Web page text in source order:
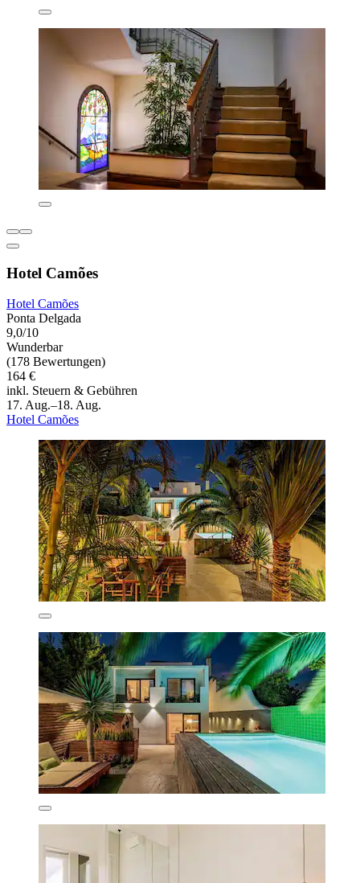
Hotel Camões
Hotel Camões
Ponta Delgada
9,0/10
Wunderbar
(178 Bewertungen)
164 €
inkl. Steuern & Gebühren
17. Aug.–18. Aug.
Hotel Camões